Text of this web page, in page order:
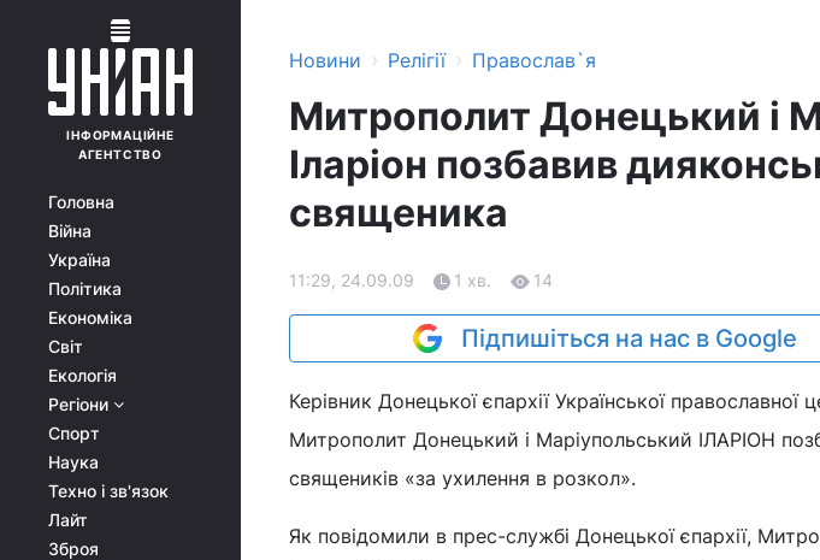
ІНФОРМАЦІЙНЕ
АГЕНТСТВО
Головна
Війна
Україна
Політика
Економіка
Світ
Екологія
Регіони
Спорт
Наука
Техно і зв'язок
Лайт
Зброя
Новини › Релігії › Православ`я
Митрополит Донецький і
Іларіон позбавив
священика
11:29, 24.09.09 1 хв. 14
Підпишіться на нас в Google
Керівник Донецької єпархії Української
Митрополит Донецький і Маріупольський ІЛАРІОН
священиків «за ухилення в розкол».
Як повідомили в прес-службі Донецької єпархії,